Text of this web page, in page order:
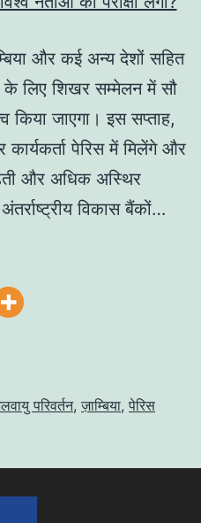
और कई अन्य देशों सहित
के लिए शिखर सम्मेलन में सौ
किया जाएगा। इस सप्ताह,
कार्यकर्ता पेरिस में मिलेंगे और
और अधिक अस्थिर
विकास बैंकों…
परिवर्तन, ज़ाम्बिया, पेरिस